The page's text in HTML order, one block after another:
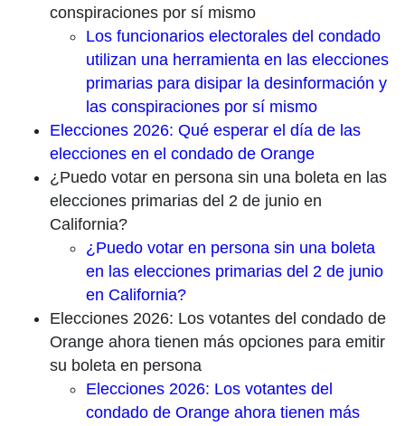
conspiraciones por sí mismo
Los funcionarios electorales del condado
utilizan una herramienta en las elecciones
primarias para disipar la desinformación y
las conspiraciones por sí mismo
Elecciones 2026: Qué esperar el día de las
elecciones en el condado de Orange
¿Puedo votar en persona sin una boleta en las
elecciones primarias del 2 de junio en
California?
¿Puedo votar en persona sin una boleta
en las elecciones primarias del 2 de junio
en California?
Elecciones 2026: Los votantes del condado de
Orange ahora tienen más opciones para emitir
su boleta en persona
Elecciones 2026: Los votantes del
condado de Orange ahora tienen más